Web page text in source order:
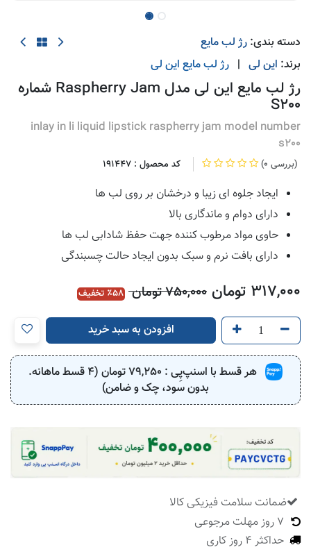
دسته بندی: رژ لب مایع
برند: این لی | رژ لب مایع این لی
رژ لب مایع این لی مدل Raspherry Jam شماره
S200
inlay in li liquid lipstick raspherry jam model number
s200
(0 بررسی) کد محصول : 191447
ایجاد جلوه ای زیبا و درخشان بر روی لب ها
دارای دوام و ماندگاری بالا
حاوی مواد مرطوب کننده جهت حفظ شادابی لب ها
دارای بافت نرم و سبک بدون ایجاد حالت چسبندگی
317,000 تومان 750,000تومان 58٪ تخفیف
افزودن به سبد خرید
هر قسط با اسنپ‌پِی : 79,250
تومان (4 قسط ماهانه.
بدون سود، چک و ضامن)
ضمانت سلامت فیزیکی کالا
حداکثر 4 روز کاری